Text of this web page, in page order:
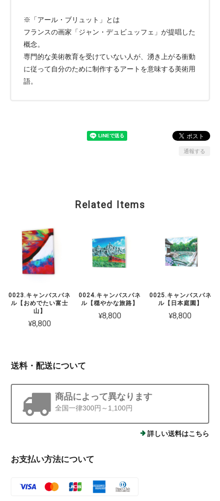
※「アール・ブリュット」とは
フランスの画家「ジャン・デュビュッフェ」が提唱した
概念。
専門的な美術教育を受けていない人が、湧き上がる衝動
に従って自分のために制作するアートを意味する美術用
語。
通報する
Related Items
0023.キャンバスパネ
ル【おめでたい富士
山】
¥8,800
0024.キャンバスパネ
ル【穏やかな旅路】
¥8,800
0025.キャンバスパネ
ル【日本庭園】
¥8,800
送料・配送について
商品によって異なります
全国一律300円～1,100円
詳しい送料はこちら
お支払い方法について